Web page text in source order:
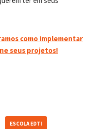
como implementar
seus projetos!
ESCOLA EDTI